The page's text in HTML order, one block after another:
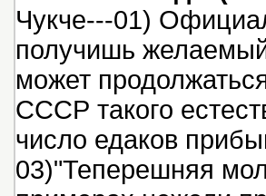
Чукче---01)
получишь желаемый
может
СССР такого
число едаков
03)"Теперешняя